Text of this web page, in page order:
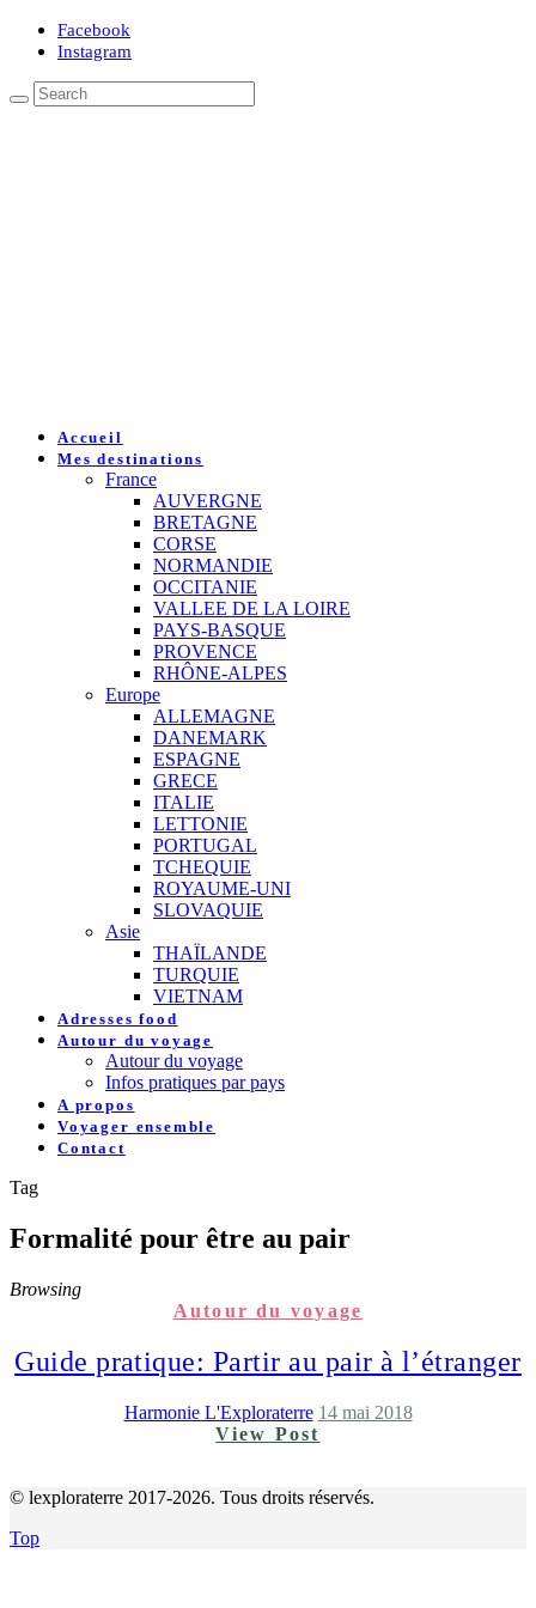
Facebook
Instagram
Accueil
Mes destinations
France
AUVERGNE
BRETAGNE
CORSE
NORMANDIE
OCCITANIE
VALLEE DE LA LOIRE
PAYS-BASQUE
PROVENCE
RHÔNE-ALPES
Europe
ALLEMAGNE
DANEMARK
ESPAGNE
GRECE
ITALIE
LETTONIE
PORTUGAL
TCHEQUIE
ROYAUME-UNI
SLOVAQUIE
Asie
THAÏLANDE
TURQUIE
VIETNAM
Adresses food
Autour du voyage
Autour du voyage
Infos pratiques par pays
A propos
Voyager ensemble
Contact
Tag
Formalité pour être au pair
Browsing
Autour du voyage
Guide pratique: Partir au pair à l’étranger
Harmonie L'Exploraterre 14 mai 2018
View Post
© lexploraterre 2017-2026. Tous droits réservés.
Top